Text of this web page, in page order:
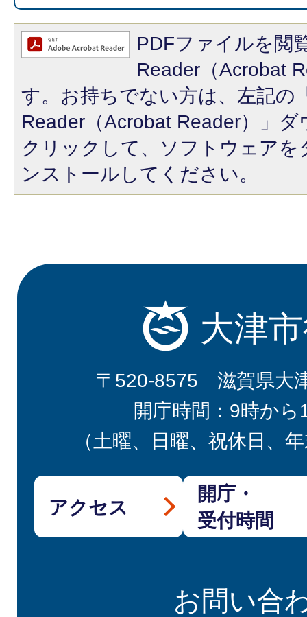
PDFファイルを閲
Reader（Acrobat
す。お持ちでない方は、左記の
Reader（Acrobat Reader）」
クリックして、ソフトウェア
ンストールしてください。
大津
〒520-8575 滋賀県大
開庁時間：9時から
（土曜、日曜、祝休日、
アクセス
開庁・
受付時間
お問い合